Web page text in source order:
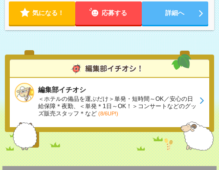
気になる！ 応募する 詳細へ
編集部イチオシ
＜ホテルの備品を運ぶだけ＞単発・短時間～OK／安心の日
給保障＊夜勤、＜単発＊1日～OK！＞コンサートなどのグッ
ズ販売スタッフ＊など (8/6UP!)